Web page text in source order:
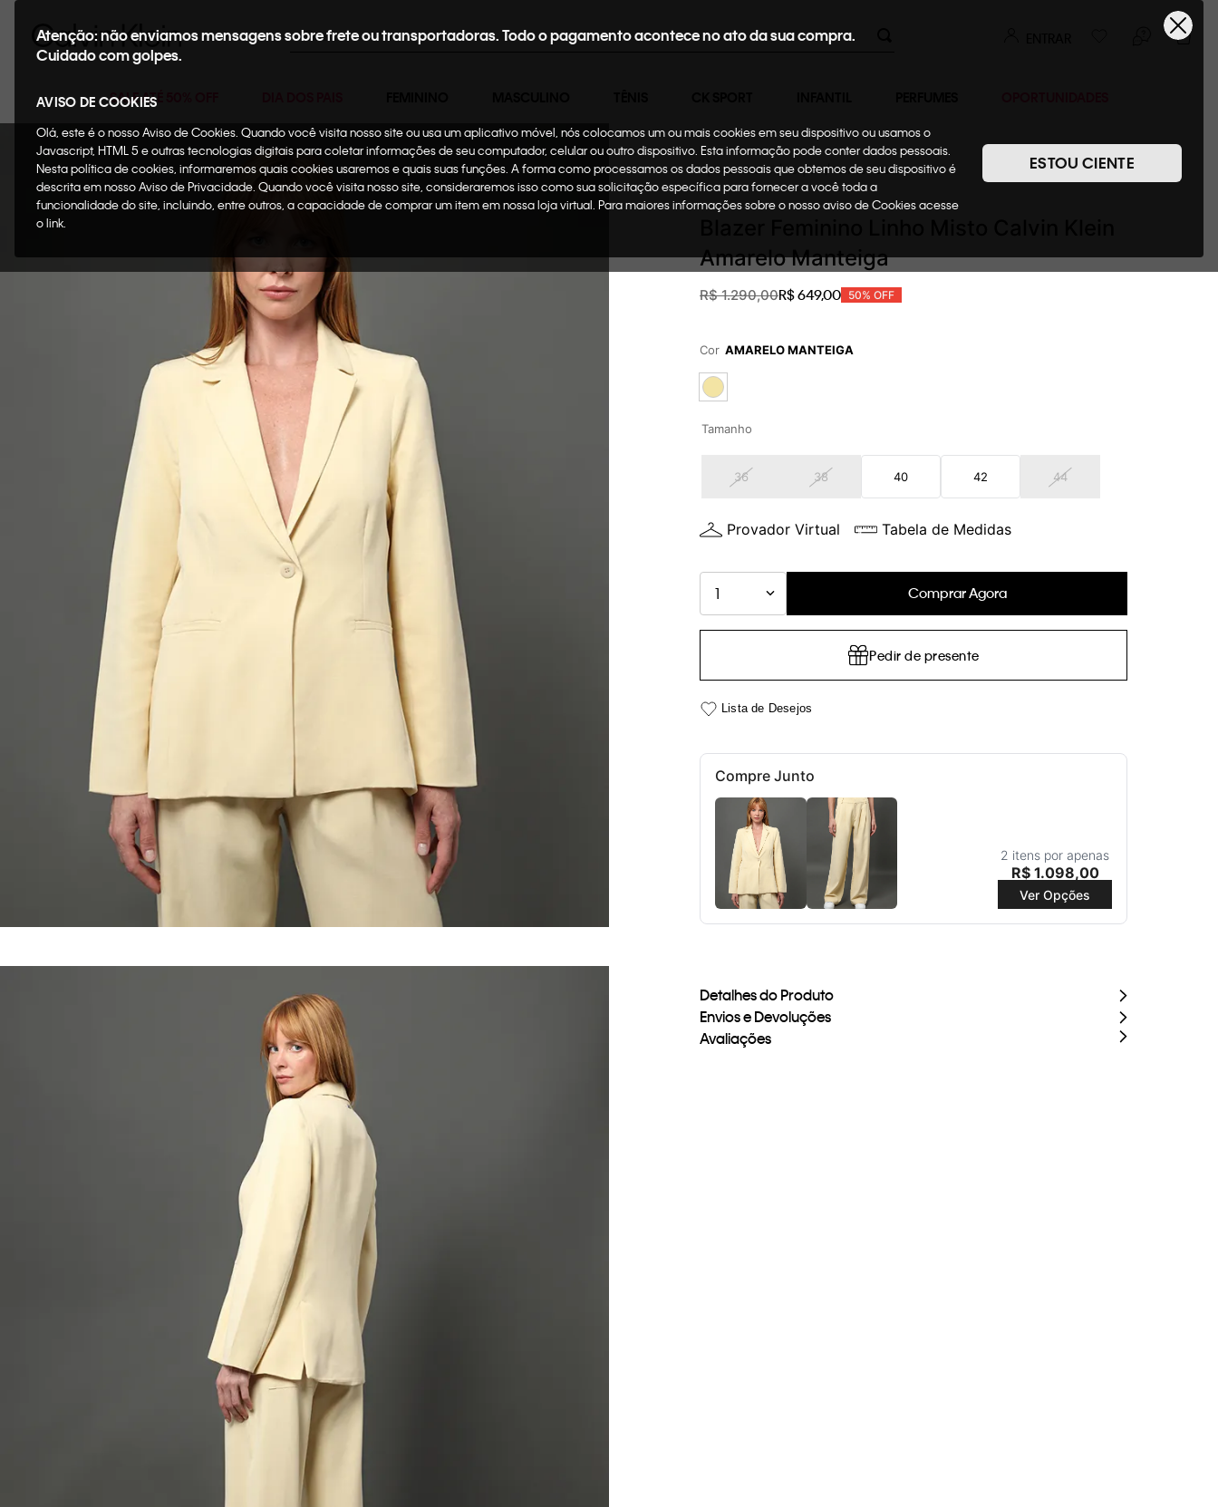
Buscar
SALE ATÉ 50% OFF
Atenção: não enviamos mensagens sobre frete ou transportadoras. Todo o pagamento acontece no ato da sua compra.
Cuidado com golpes.
AVISO DE COOKIES
Olá, este é o nosso Aviso de Cookies. Quando você visita nosso site ou usa um aplicativo móvel, nós colocamos um ou mais cookies em seu dispositivo ou usamos o
Javascript, HTML 5 e outras tecnologias digitais para coletar informações de seu computador, celular ou outro dispositivo. Esta informação pode conter dados pessoais.
Nesta política de cookies, informaremos quais cookies usaremos e quais suas funções. A forma como processamos os dados pessoais que obtemos de seu dispositivo é
descrita em nosso Aviso de Privacidade. Quando você visita nosso site, consideraremos isso como sua solicitação específica para fornecer a você toda a
funcionalidade do site, incluindo, entre outros, a capacidade de comprar um item em nossa loja virtual. Para maiores informações sobre o nosso aviso de Cookies acesse
o link.
ESTOU CIENTE
Oportunidades Roupas Ternos + Blazers
Amarelo Manteiga
R$ 1.290,00R$649,00 50% OFF
Cor AMARELO MANTEIGA
Tamanho
36 38 40 42 44
Provador Virtual Tabela de Medidas
1 Comprar Agora
Pedir de presente
Compre Junto
2 itens por apenas
R$ 1.098,00
Ver Opções
Detalhes do Produto
Envios e Devoluções
Avaliações